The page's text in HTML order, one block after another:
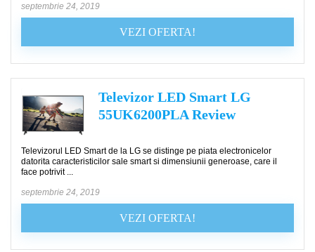
septembrie 24, 2019
VEZI OFERTA!
Televizor LED Smart LG
55UK6200PLA Review
Televizorul LED Smart de la LG se distinge pe piata electronicelor
datorita caracteristicilor sale smart si dimensiunii generoase, care il
face potrivit ...
septembrie 24, 2019
VEZI OFERTA!